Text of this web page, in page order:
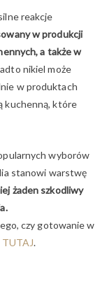
reakcje
w produkcji
a także w
nikiel może
w produktach
kuchenną, które
wyborów
stanowi warstwę
żaden szkodliwy
czy gotowanie w
TUTAJ.